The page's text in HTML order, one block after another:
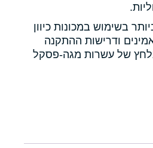
בשימוש במכונות כיוון
ודרישות ההתקנה
של עשרות מגה-פסקל